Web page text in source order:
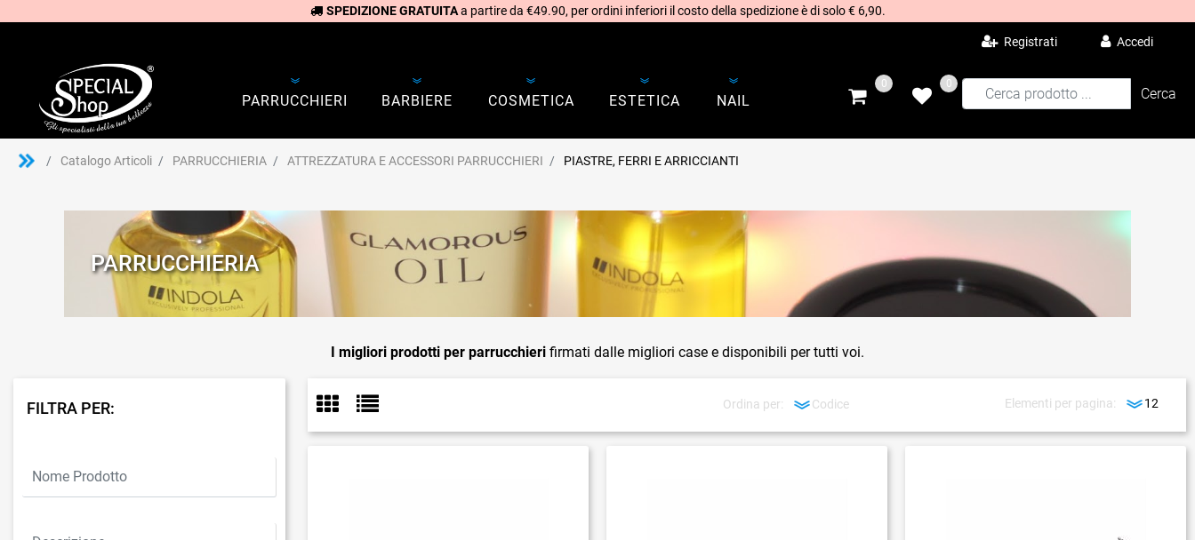
SPEDIZIONE GRATUITAa partire da €49.90, per ordini inferiori il costo della spedizione è di solo € 6,90.
Registrati Accedi
PARRUCCHIERI BARBIERE COSMETICA ESTETICA NAIL
0 0
Catalogo Articoli PARRUCCHIERIA ATTREZZATURA E ACCESSORI PARRUCCHIERI PIASTRE, FERRI E ARRICCIANTI
PARRUCCHIERIA
I migliori prodotti per parrucchieri firmati dalle migliori case e disponibili per tutti voi.
FILTRA PER: Ordina per: Elementi per pagina: